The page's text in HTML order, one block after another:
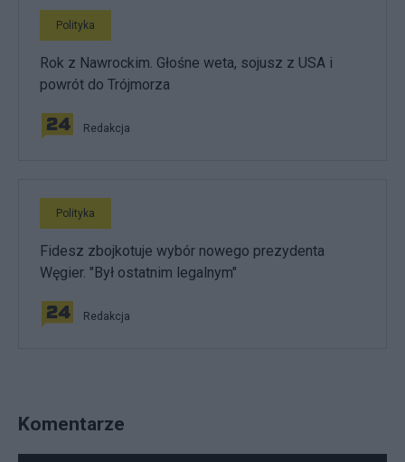
Polityka
Rok z Nawrockim. Głośne weta, sojusz z USA i
powrót do Trójmorza
Redakcja
Polityka
Fidesz zbojkotuje wybór nowego prezydenta
Węgier. "Był ostatnim legalnym"
Redakcja
Komentarze